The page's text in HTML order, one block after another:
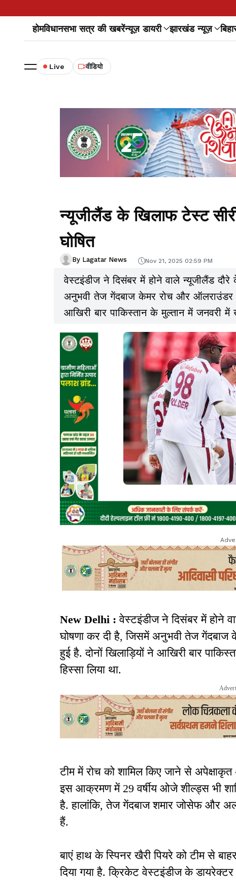
होमविधानसभा सत्र की खबरेंन्यूज़ डायरी झारखंड न्यूज़
Live वीडियो
न्यूजीलैंड के खिलाफ टेस्ट
घोषित
By Lagatar News Nov 21, 2025 02:59 PM
वेस्टइंडीज ने दिसंबर में होने वाले न्यूजीलैंड
अनुभवी तेज गेंदबाज केमर रोच और ऑलराउंडर
आखिरी बार पाकिस्तान के मुल्तान में जनवरी
New Delhi : वेस्टइंडीज ने दिसंबर में होने
घोषणा कर दी है, जिसमें अनुभवी तेज
हुई है. दोनों खिलाड़ियों ने आखिरी बार
हिस्सा लिया था.
टीम में रोच को शामिल किए जाने से
इस आक्रमण में 29 वर्षीय ओजे शील्ड्स भी
है. हालांकि, तेज गेंदबाज शमार जोसेफ और
हैं.
बाएं हाथ के स्पिनर खैरी पियरे को टीम से
दिया गया है. क्रिकेट वेस्टइंडीज के